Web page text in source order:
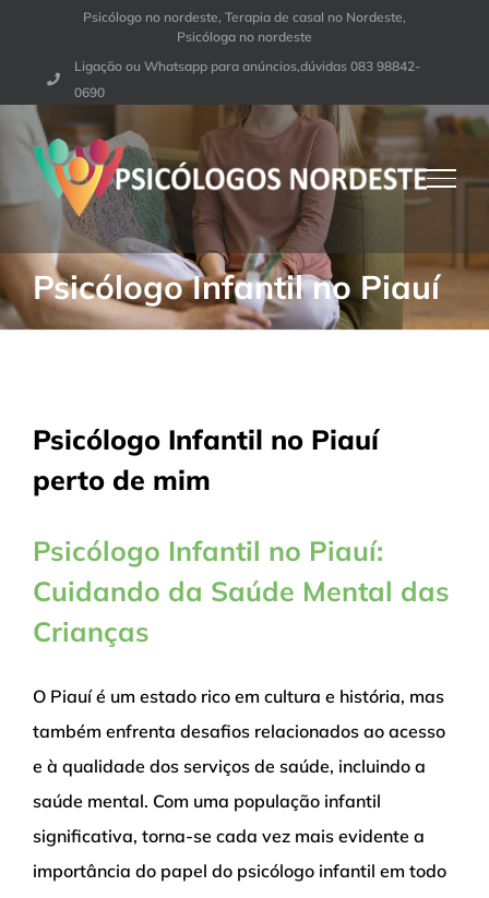
conteúdo
Psicólogo no nordeste, Terapia de casal no Nordeste,
Psicóloga no nordeste
Ligação ou Whatsapp para anúncios,dúvidas 083 98842-
0690
Psicólogo Infantil no Piauí
Psicólogo Infantil no Piauí
perto de mim
Psicólogo Infantil no Piauí:
Cuidando da Saúde Mental das
Crianças
O Piauí é um estado rico em cultura e história, mas
também enfrenta desafios relacionados ao acesso
e à qualidade dos serviços de saúde, incluindo a
saúde mental. Com uma população infantil
significativa, torna-se cada vez mais evidente a
importância do papel do psicólogo infantil em todo